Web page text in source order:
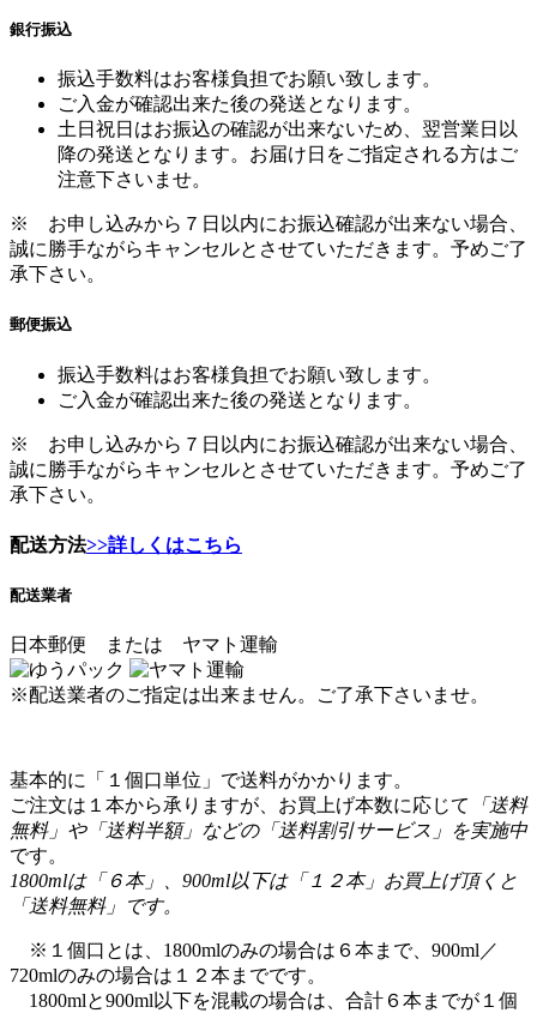
銀行振込
振込手数料はお客様負担でお願い致します。
ご入金が確認出来た後の発送となります。
土日祝日はお振込の確認が出来ないため、翌営業日以
降の発送となります。お届け日をご指定される方はご
注意下さいませ。
※ お申し込みから７日以内にお振込確認が出来ない場合、
誠に勝手ながらキャンセルとさせていただきます。予めご了
承下さい。
郵便振込
振込手数料はお客様負担でお願い致します。
ご入金が確認出来た後の発送となります。
※ お申し込みから７日以内にお振込確認が出来ない場合、
誠に勝手ながらキャンセルとさせていただきます。予めご了
承下さい。
配送方法>>詳しくはこちら
配送業者
日本郵便 または ヤマト運輸
※配送業者のご指定は出来ません。ご了承下さいませ。
基本的に「１個口単位」で送料がかかります。
ご注文は１本から承りますが、お買上げ本数に応じて
「送料
無料」や「送料半額」などの「送料割引サービス」を実施中
です。
1800mlは「６本」、900ml以下は「１２本」お買上げ頂くと
「送料無料」です。
※１個口とは、1800mlのみの場合は６本まで、900ml／
720mlのみの場合は１２本までです。
1800mlと900ml以下を混載の場合は、合計６本までが１個